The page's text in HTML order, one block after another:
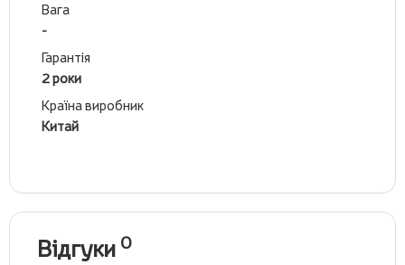
Вага
-
Гарантія
2 роки
Країна виробник
Китай
Відгуки 0